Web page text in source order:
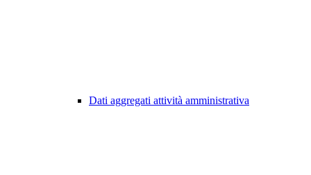
Dati aggregati attività amministrativa